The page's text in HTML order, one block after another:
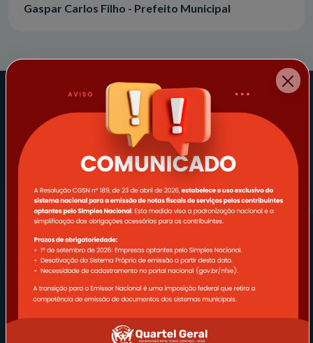
Gaspar Carlos Filho - Prefeito Municipal
ATENDIMENTO OFICIAL
Contatos da Prefeitura